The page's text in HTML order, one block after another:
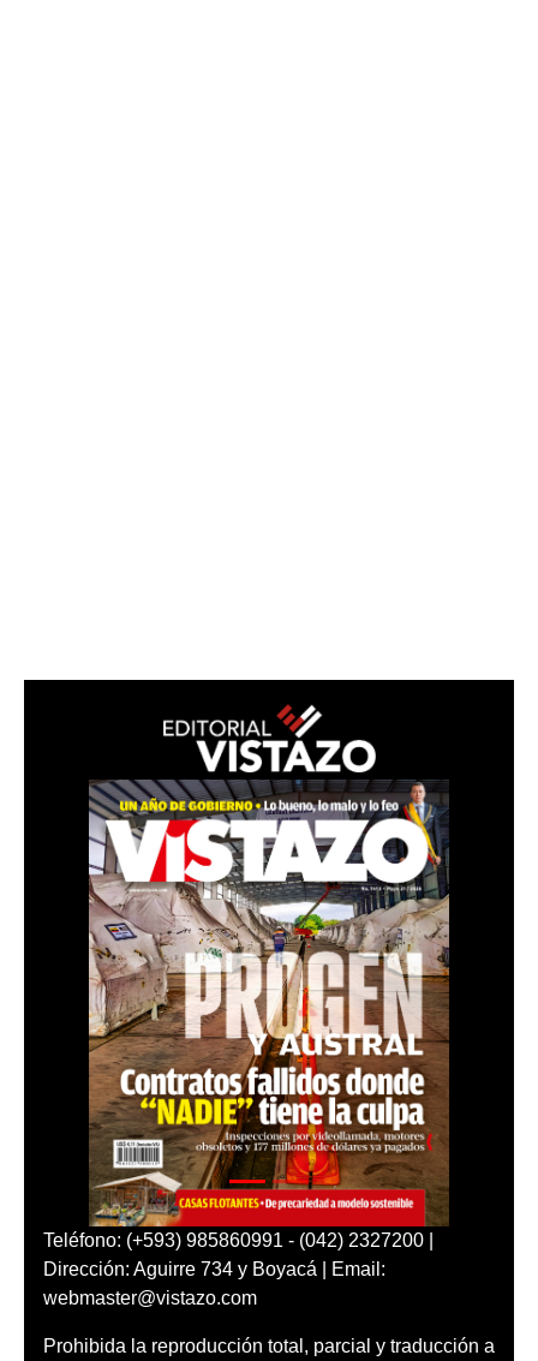
Teléfono: (+593) 985860991 - (042) 2327200 |
Dirección: Aguirre 734 y Boyacá | Email:
webmaster@vistazo.com
Prohibida la reproducción total, parcial y traducción a